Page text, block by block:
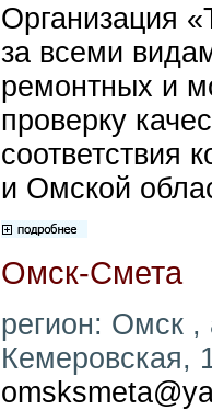
Организация
за всеми
ремонтных и
проверку
соответствия
и Омской
Омск-Смета
регион: Омск ,
Кемеровская,